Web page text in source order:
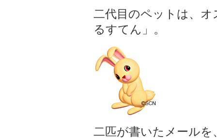
二代目のペットは、
るすてん」。
二匹が書いたメール